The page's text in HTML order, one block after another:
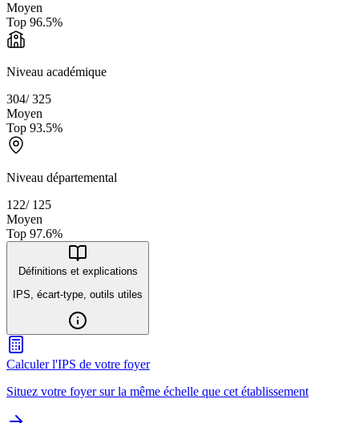
Moyen
Top 96.5%
Niveau académique
304/325
Moyen
Top 93.5%
Niveau départemental
122/ 125
Moyen
Top 97.6%
Définitions et explications
IPS, écart-type, outils utiles
Calculer l'IPS de votre foyer
Situez votre foyer sur la même échelle que cet établissement